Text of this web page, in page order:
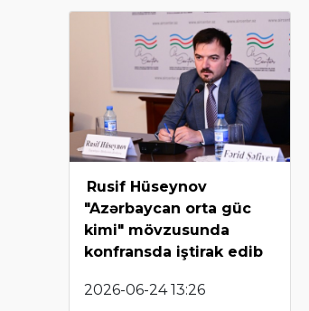
Rusif Hüseynov
"Azərbaycan orta güc
kimi" mövzusunda
konfransda iştirak edib
2026-06-24 13:26